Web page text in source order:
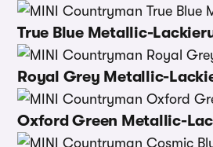
True Blue Metallic-
Royal Grey Metallic-
Oxford Green Metallic-